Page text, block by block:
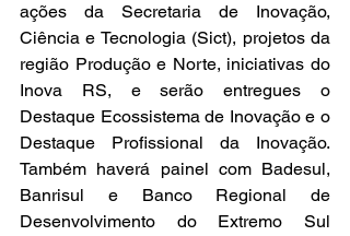
ações da Secretaria de Inovação,
Ciência e Tecnologia (Sict), projetos da
região Produção e Norte, iniciativas do
Inova RS, e serão entregues o
Destaque Ecossistema de Inovação e o
Destaque Profissional da Inovação.
Também haverá painel com Badesul,
Banrisul e Banco Regional de
Desenvolvimento do Extremo Sul